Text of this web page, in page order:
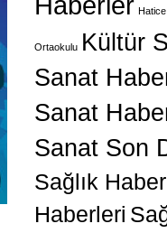
Ortaokulu Kültür
Sanat
Sanat
Sanat Son
Sağlık
Haberleri